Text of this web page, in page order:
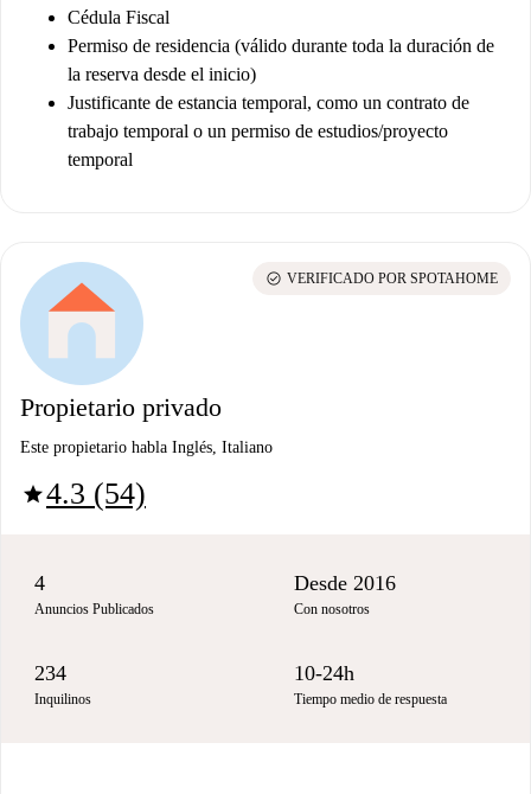
Cédula Fiscal
Permiso de residencia (válido durante toda la duración de
la reserva desde el inicio)
Justificante de estancia temporal, como un contrato de
trabajo temporal o un permiso de estudios/proyecto
temporal
Propietario privado
Este propietario habla Inglés, Italiano
star4.3 (54)
check_circle VERIFICADO POR SPOTAHOME
4
Anuncios Publicados
Desde 2016
Con nosotros
234
Inquilinos
10-24h
Tiempo medio de respuesta